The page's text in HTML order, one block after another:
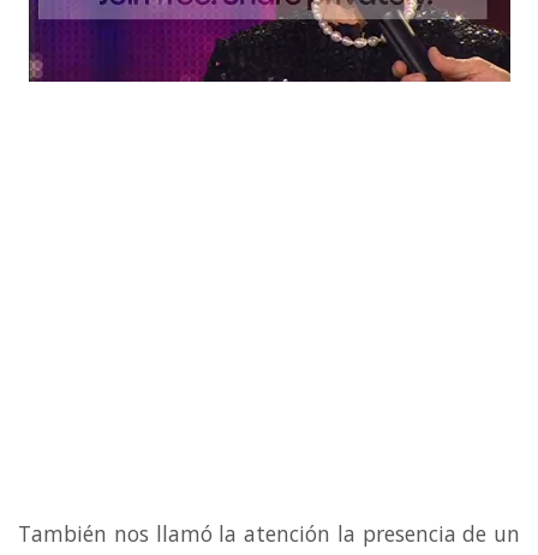
También nos llamó la atención la presencia de un